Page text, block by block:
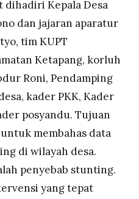
Kepala Desa
dan jajaran aparatur
tim KUPT
Ketapang, korluh
Roni, Pendamping
kader PKK, Kader
posyandu. Tujuan
membahas data
di wilayah desa.
penyebab stunting.
yang tepat